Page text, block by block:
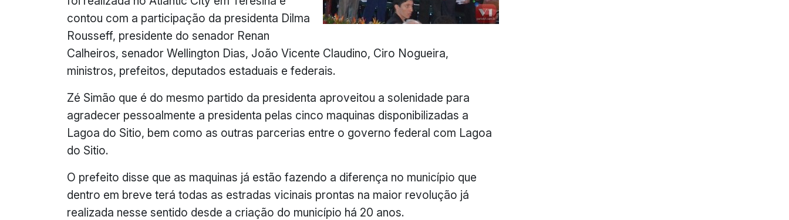
contou com a participação da presidenta Dilma
Rousseff, presidente do senador Renan
Calheiros, senador Wellington Dias, João Vicente Claudino, Ciro Nogueira,
ministros, prefeitos, deputados estaduais e federais.
Zé Simão que é do mesmo partido da presidenta aproveitou a solenidade para
agradecer pessoalmente a presidenta pelas cinco maquinas disponibilizadas a
Lagoa do Sitio, bem como as outras parcerias entre o governo federal com Lagoa
do Sitio.
O prefeito disse que as maquinas já estão fazendo a diferença no município que
dentro em breve terá todas as estradas vicinais prontas na maior revolução já
realizada nesse sentido desde a criação do município há 20 anos.